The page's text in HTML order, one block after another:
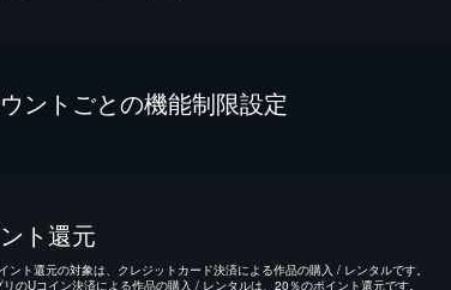
ントごとの機能制限設定
ト還元
ント還元の対象は、クレジットカード決済による作品の購入 / レンタルです。
のUコイン決済による作品の購入 / レンタルは、20％のポイント還元です。